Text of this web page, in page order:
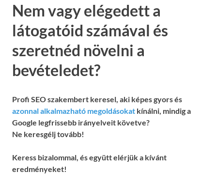
Nem vagy elégedett a
látogatóid számával és
szeretnéd növelni a
bevételedet?
Profi SEO szakembert keresel, aki képes gyors és
azonnal alkalmazható megoldásokat kínálni, mindig a
Google legfrissebb irányelveit követve?
Ne keresgélj tovább!
Keress bizalommal, és együtt elérjük a kívánt
eredményeket!